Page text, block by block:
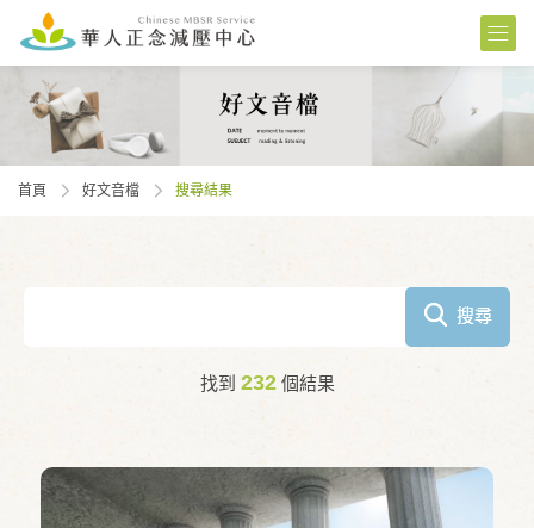
首頁 好文音檔 搜尋結果
搜尋
找到 232個結果